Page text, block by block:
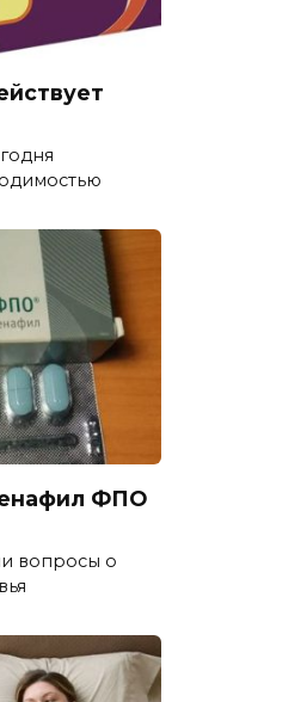
ФПО
вопросы о